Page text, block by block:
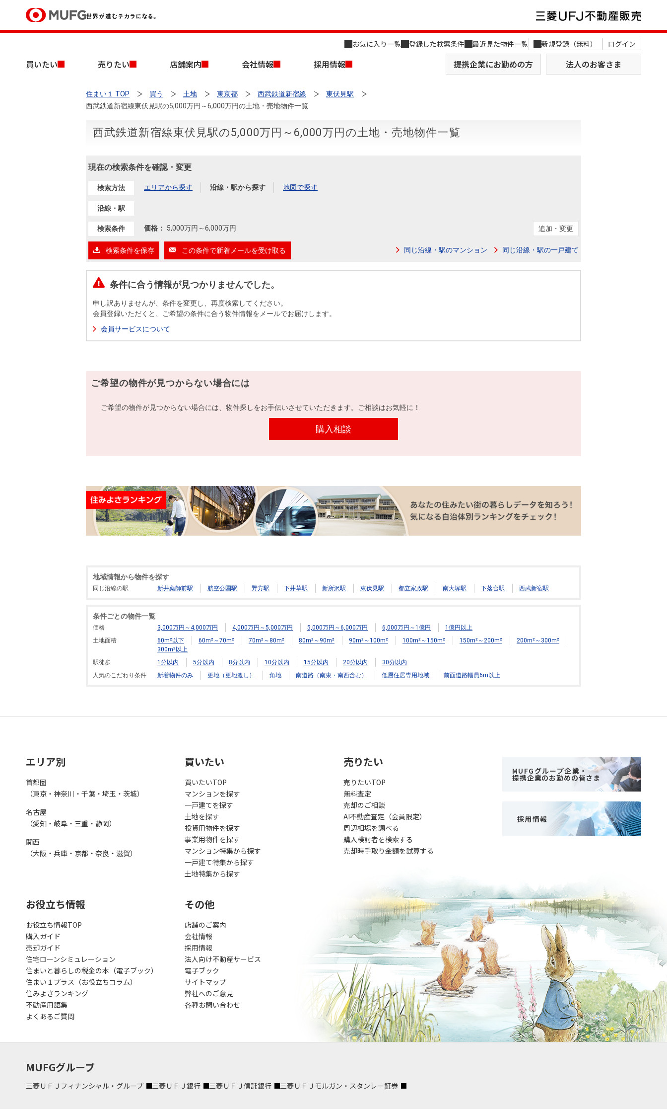
お気に入り一覧 登録した検索条件 最近見た物件一覧 新規登録（無料） ログイン
買いたい 売りたい 店舗案内 会社情報 採用情報 提携企業にお勤めの方 法人のお客さま
買いたいTOP
中古マンションを探す
投資用物件を探す
売りたいTOP
無料査定
売却時手取り金額試算
店舗案内TOP
店舗のご案内（首都圏）
会社情報TOP
組織図
会社案内（電子ブック版）
採用情報TOP
売りたい
住まい１ TOP 買う 土地 東京都 西武鉄道新宿線
東伏見駅
西武鉄道新宿線東伏見駅の5,000万円～6,000万円の土地・売地物件一覧
西武鉄道新宿線東伏見駅の5,000万円～6,000万円の土地・売地物件一覧
現在の検索条件を確認・変更
検索方法 エリアから探す 沿線・駅から探す 地図で探す
沿線・駅
検索条件 価格： 5,000万円 ～6,000万円 追加・変更
検索条件を保存 この条件で新着メールを受け取る 同じ沿線・駅のマンション 同じ沿線・駅の一戸建て
条件に合う情報が見つかりませんでした。
申し訳ありませんが、条件を変更し、再度検索してください。
会員登録いただくと、ご希望の条件に合う物件情報をメールでお届けします。
会員サービスについて
ご希望の物件が見つからない場合には
ご希望の物件が見つからない場合には、物件探しをお手伝いさせていただきます。ご相談はお気軽に！
購入相談
地域情報から物件を探す
同じ沿線の駅 新井薬師前駅 航空公園駅 野方駅 下井草駅 新所沢駅 東伏見駅 都立家政駅 南大塚駅 下落合駅 西武新宿駅
条件ごとの物件一覧
価格 3,000万円～4,000万円 4,000万円～5,000万円 5,000万円～6,000万円 6,000万円～1億円
1億円以上
土地面積
60m²以下 60m²～70m² 70m²～80m² 80m²～90m² 90m²～100m² 100m²～150m² 150m²～200m²
200m²～300m²
300m²以上
駅徒歩
1分以内 5分以内 8分以内 10分以内 15分以内 20分以内
30分以内
人気のこだわり条件
新着物件のみ 更地（更地渡し） 角地 南道路（南東・南西含む） 低層住居専用地域 前面道路幅員6m以上
エリア別
首都圏
（東京・神奈川・千葉・埼玉・茨城）
名古屋
（愛知・岐阜・三重・静岡）
関西
（大阪・兵庫・京都・奈良・滋賀）
買いたい
買いたいTOP
マンションを探す
一戸建てを探す
土地を探す
投資用物件を探す
事業用物件を探す
マンション特集から探す
一戸建て特集から探す
土地特集から探す
売りたい
売りたいTOP
無料査定
売却のご相談
AI不動産査定（会員限定）
周辺相場を調べる
購入検討者を検索する
売却時手取り金額を試算する
MUFGグループ企業・
提携企業のお勤めの皆さま
採用情報
お役立ち情報
お役立ち情報TOP
購入ガイド
売却ガイド
住宅ローンシミュレーション
住まいと暮らしの税金の本（電子ブック）
住まい１プラス（お役立ちコラム）
住みよさランキング
不動産用語集
よくあるご質問
その他
店舗のご案内
会社情報
採用情報
法人向け不動産サービス
電子ブック
サイトマップ
弊社へのご意見
各種お問い合わせ
MUFGグループ
三菱ＵＦＪフィナンシャル・グループ 三菱ＵＦＪ銀行 三菱ＵＦＪ信託銀行 三菱ＵＦＪモルガン・スタンレー証券